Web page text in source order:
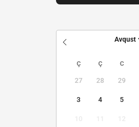
Ç Ç C
27 28 29
3 4 5